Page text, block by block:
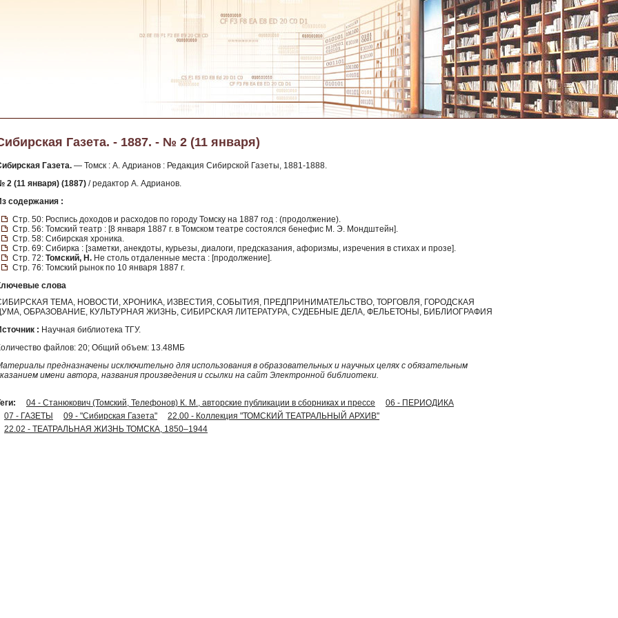
Газета. - 1887. - № 2 (11 января)
Газета. — Томск : А. Адрианов : Редакция Сибирской Газеты, 1881-1888.
2 (11 января) (1887) / редактор А. Адрианов.
содержания :
Стр. 50: Роспись доходов и расходов по городу Томску на 1887 год : (продолжение).
Стр. 56: Томский театр : [8 января 1887 г. в Томском театре состоялся бенефис М. Э. Мондштейн].
Стр. 58: Сибирская хроника.
Стр. 69: Сибирка : [заметки, анекдоты, курьезы, диалоги, предсказания, афоризмы, изречения в стихах и прозе].
Стр. 72: Томский, Н. Не столь отдаленные места : [продолжение].
Стр. 76: Томский рынок по 10 января 1887 г.
слова
ТЕМА, НОВОСТИ, ХРОНИКА, ИЗВЕСТИЯ, СОБЫТИЯ, ПРЕДПРИНИМАТЕЛЬСТВО, ТОРГОВЛЯ, ГОРОДСКАЯ
ОБРАЗОВАНИЕ, КУЛЬТУРНАЯ ЖИЗНЬ, СИБИРСКАЯ ЛИТЕРАТУРА, СУДЕБНЫЕ ДЕЛА, ФЕЛЬЕТОНЫ, БИБЛИОГРАФИЯ
: Научная библиотека ТГУ.
файлов: 20; Общий объем: 13.48МБ
предназначены исключительно для использования в образовательных и научных целях с обязательным
имени автора, названия произведения и ссылки на сайт Электронной библиотеки.
04 - Станюкович (Томский, Телефонов) К. М., авторские публикации в сборниках и прессе
06 - ПЕРИОДИКА
07 - ГАЗЕТЫ
09 - "Сибирская Газета"
22.00 - Коллекция "ТОМСКИЙ ТЕАТРАЛЬНЫЙ АРХИВ"
22.02 - ТЕАТРАЛЬНАЯ ЖИЗНЬ ТОМСКА, 1850–1944